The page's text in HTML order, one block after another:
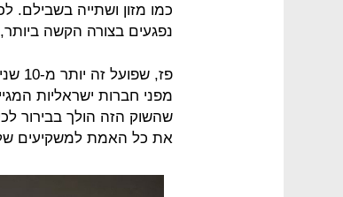
כמו מזון ושתייה בשבילם.
נפגעים בצורה הקשה
פז,
מפני חברות ישראליות
שהשוק הזה הולך בבירור
את כל האמת למשקיעים